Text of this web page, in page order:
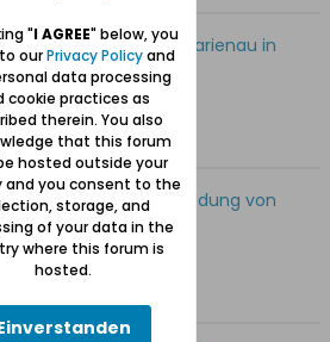
des Kirchspiels Marienau in
0 Likes
09:34
von 1321 über die Gründung von
0 Likes
"I AGREE" below, you
ourPrivacy Policyand
data processing
cookie practices as
therein. You also
that this forum
hosted outside your
and you consent to the
storage, and
of your data in the
where this forum is
hosted.